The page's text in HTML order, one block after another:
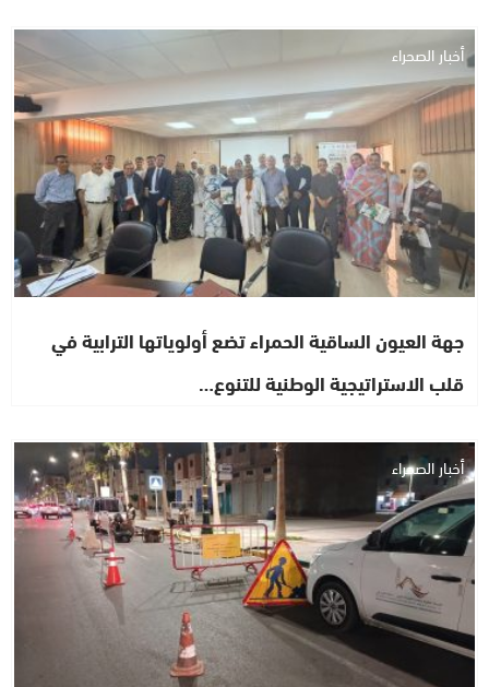
أخبار الصحراء
جهة العيون الساقية الحمراء تضع أولوياتها الترابية في
قلب الاستراتيجية الوطنية للتنوع…
أخبار الصحراء